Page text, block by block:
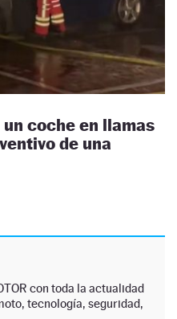
coche en llamas
de una
con toda la actualidad
tecnología, seguridad,